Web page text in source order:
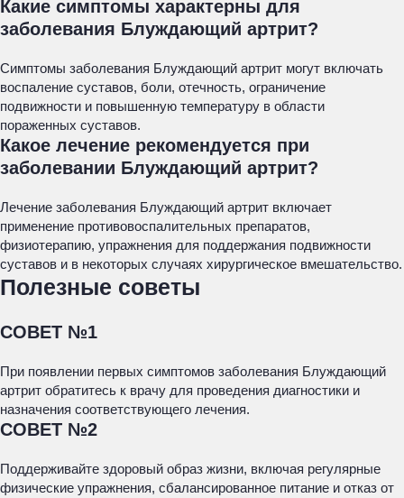
Какие симптомы характерны для
заболевания Блуждающий артрит?
Симптомы заболевания Блуждающий артрит могут включать
воспаление суставов, боли, отечность, ограничение
подвижности и повышенную температуру в области
пораженных суставов.
Какое лечение рекомендуется при
заболевании Блуждающий артрит?
Лечение заболевания Блуждающий артрит включает
применение противовоспалительных препаратов,
физиотерапию, упражнения для поддержания подвижности
суставов и в некоторых случаях хирургическое вмешательство.
Полезные советы
СОВЕТ №1
При появлении первых симптомов заболевания Блуждающий
артрит обратитесь к врачу для проведения диагностики и
назначения соответствующего лечения.
СОВЕТ №2
Поддерживайте здоровый образ жизни, включая регулярные
физические упражнения, сбалансированное питание и отказ от